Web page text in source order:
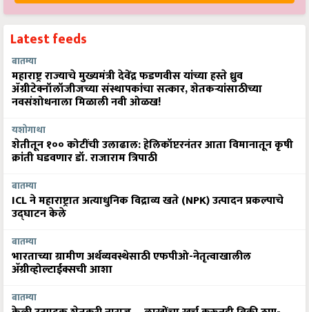
Latest feeds
बातम्या
महाराष्ट्र राज्याचे मुख्यमंत्री देवेंद्र फडणवीस यांच्या हस्ते ध्रुव
ॲग्रीटेक्नॉलॉजीजच्या संस्थापकांचा सत्कार, शेतकऱ्यांसाठीच्या
नवसंशोधनाला मिळाली नवी ओळख!
यशोगाथा
शेतीतून १०० कोटींची उलाढाल: हेलिकॉप्टरनंतर आता विमानातून कृषी
क्रांती घडवणार डॉ. राजाराम त्रिपाठी
बातम्या
ICL ने महाराष्ट्रात अत्याधुनिक विद्राव्य खते (NPK) उत्पादन प्रकल्पाचे
उद्घाटन केले
बातम्या
भारताच्या ग्रामीण अर्थव्यवस्थेसाठी एफपीओ-नेतृत्वाखालील
अ‍ॅग्रीव्होल्टाईक्सची आशा
बातम्या